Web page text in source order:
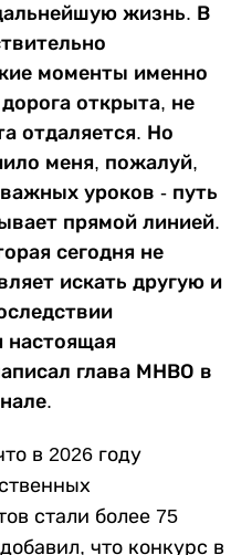
жизнь. В
моменты именно
открыта, не
отдаляется. Но
меня, пожалуй,
уроков - путь
прямой линией.
сегодня не
искать другую и
настоящая
глава МНВО в
в 2026 году
стали более 75
что конкурс в